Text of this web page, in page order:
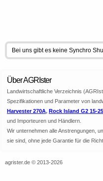
Bei uns gibt es keine Synchro
Über AGRIster
Landwirtschaftliche Verzeichnis
Spezifikationen und Parameter von
Harvester 270A, Rock Island G2 15-25
und Importeuren und Händlern.
Wir unternehmen alle Anstrengungen,
sie sind, ohne jede Garantie für die
agrister.de © 2013-2026